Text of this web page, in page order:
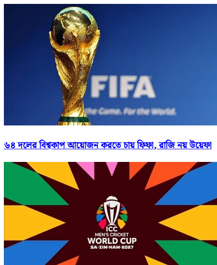
৬৪ দলের বিশ্বকাপ আয়োজন করতে চায় ফিফা, রাজি নয় উয়েফা